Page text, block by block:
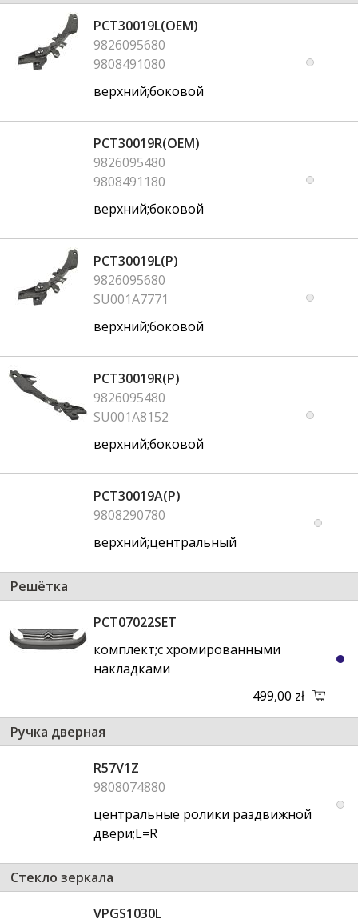
PCT30019L(OEM)
9826095680
9808491080
верхний;боковой
PCT30019R(OEM)
9826095480
9808491180
верхний;боковой
PCT30019L(P)
9826095680
SU001A7771
верхний;боковой
PCT30019R(P)
9826095480
SU001A8152
верхний;боковой
PCT30019A(P)
9808290780
верхний;центральный
Решётка
PCT07022SET
комплект;с хромированными
накладками
499,00 zł
Ручка дверная
R57V1Z
9808074880
центральные ролики раздвижной
двери;L=R
Стекло зеркала
VPGS1030L